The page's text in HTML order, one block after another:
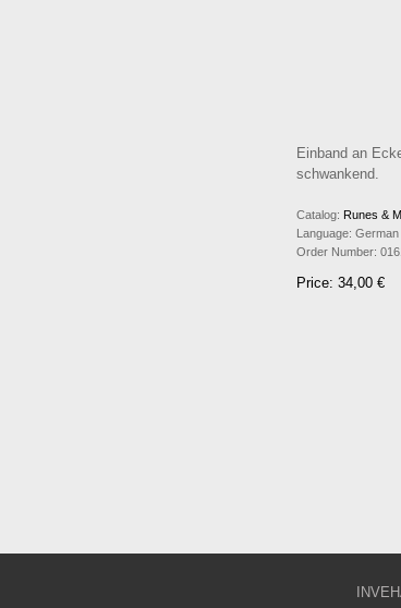
Einband an
schwankend.
Catalog: Runes &
Language: German
Order Number:
Price: 34,00 €